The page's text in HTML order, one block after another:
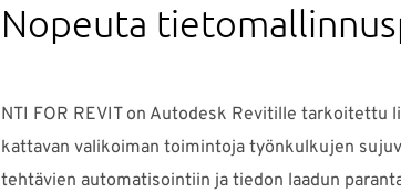
Nopeuta
NTI FOR REVIT on Autodesk Revitille tarkoitettu
kattavan valikoiman toimintoja työnkulkujen
tehtävien automatisointiin ja tiedon laadun